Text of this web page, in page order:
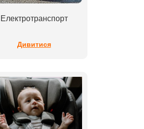
Електротранспорт
Дивитися